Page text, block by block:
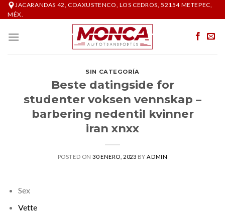
Skip
to
JACARANDAS 42, COAXUSTENCO, LOS CEDROS, 52154 METEPEC,
MÉX.
SIN CATEGORÍA
Beste datingside for
studenter voksen vennskap –
barbering nedentil kvinner
iran xnxx
POSTED ON30 ENERO, 2023 BY ADMIN
Sex
Vette